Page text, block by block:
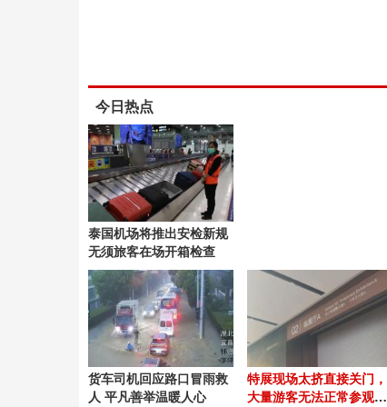
今日热点
泰国机场将推出安检新规
无须旅客在场开箱检查
货车司机回应路口冒雨救
人 平凡善举温暖人心
特展现场太挤直接关门，
大量游客无法正常参观，